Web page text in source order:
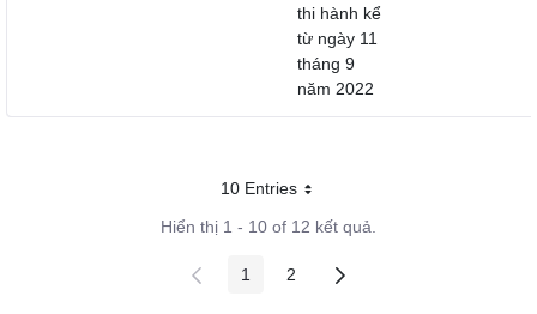
thi hành kể
từ ngày 11
tháng 9
năm 2022
10 EntriesMỗi trang
Hiển thị 1 - 10 of 12 kết quả.
Các trang trên cổng
1 Các trang trên cổng
2